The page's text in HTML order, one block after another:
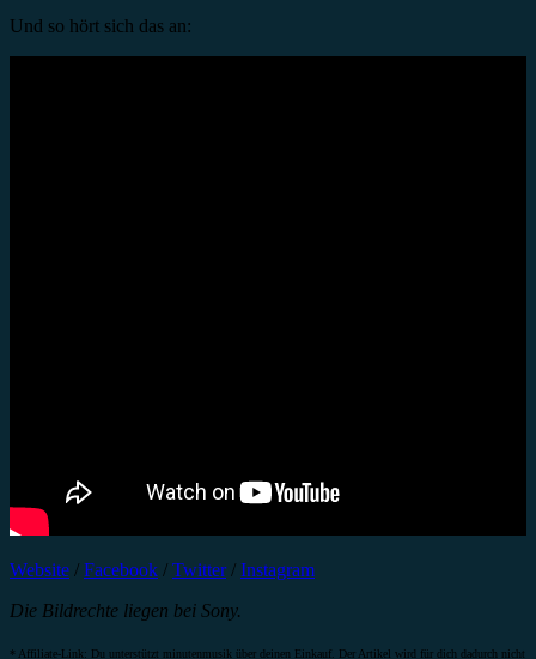
Und so hört sich das an:
Website / Facebook / Twitter/ Instagram
Die Bildrechte liegen bei Sony.
* Affiliate-Link: Du unterstützt minutenmusik über deinen Einkauf. Der Artikel wird für dich dadurch nicht